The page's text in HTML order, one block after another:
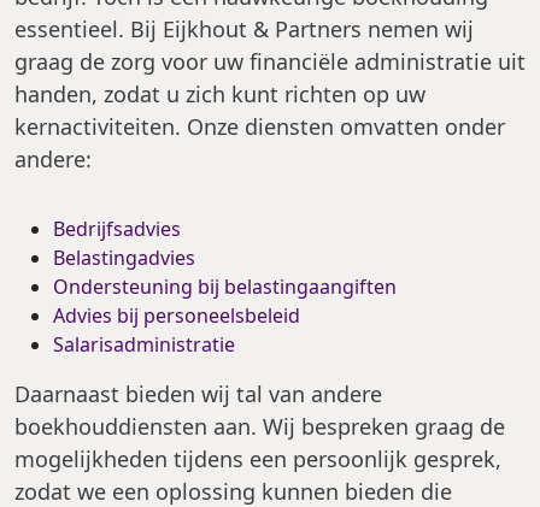
essentieel. Bij Eijkhout & Partners nemen wij
graag de zorg voor uw financiële administratie uit
handen, zodat u zich kunt richten op uw
kernactiviteiten. Onze diensten omvatten onder
andere:
Bedrijfsadvies
Belastingadvies
Ondersteuning bij belastingaangiften
Advies bij personeelsbeleid
Salarisadministratie
Daarnaast bieden wij tal van andere
boekhouddiensten aan. Wij bespreken graag de
mogelijkheden tijdens een persoonlijk gesprek,
zodat we een oplossing kunnen bieden die